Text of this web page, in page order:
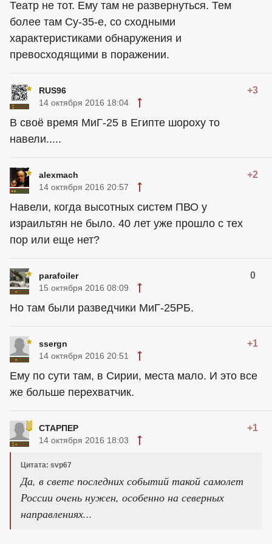
Театр не тот. Ему там не развернуться. Тем
более там Су-35-е, со сходными
характеристиками обнаружения и
превосходящими в поражении.
RUS96 +3
14 октября 2016 18:04
В своё время МиГ-25 в Египте шороху то
навели.....
alexmach +2
14 октября 2016 20:57
Навели, когда высотных систем ПВО у
израильтян не было. 40 лет уже прошло с тех
пор или еще нет?
parafoiler 0
15 октября 2016 08:09
Но там были разведчики МиГ-25РБ.
ssergn +1
14 октября 2016 20:51
Ему по сути там, в Сирии, места мало. И это все
же больше перехватчик.
СТАРПЕР +1
14 октября 2016 18:03
Цитата: svp67
Да, в свете последних событий такой самолет
России очень нужен, особенно на северных
направлениях...